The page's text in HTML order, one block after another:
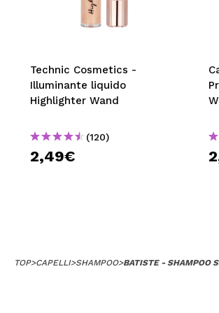
Technic Cosmetics -
Illuminante liquido
Highlighter Wand
(120)
2,49€
TOP>CAPELLI>SHAMPOO>BATISTE - SHAMPOO